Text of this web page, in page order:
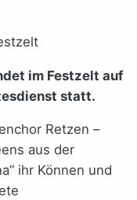
im Festzelt auf
statt.
Retzen –
aus der
ihr Können und